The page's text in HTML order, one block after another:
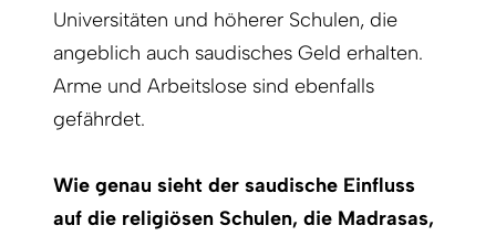
Universitäten und höherer Schulen, die
angeblich auch saudisches Geld erhalten.
Arme und Arbeitslose sind ebenfalls
gefährdet.
Wie genau sieht der saudische Einfluss
auf die religiösen Schulen, die Madrasas,